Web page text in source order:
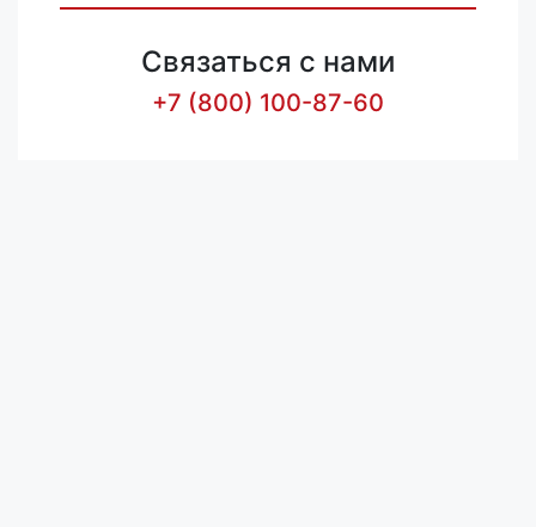
Связаться с нами
+7 (800) 100-87-60